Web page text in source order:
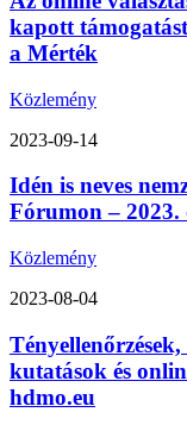
kapott
a Mérték
Közlemény
2023-09-14
Idén is neves
Fórumon – 2023.
Közlemény
2023-08-04
kutatások és
hdmo.eu